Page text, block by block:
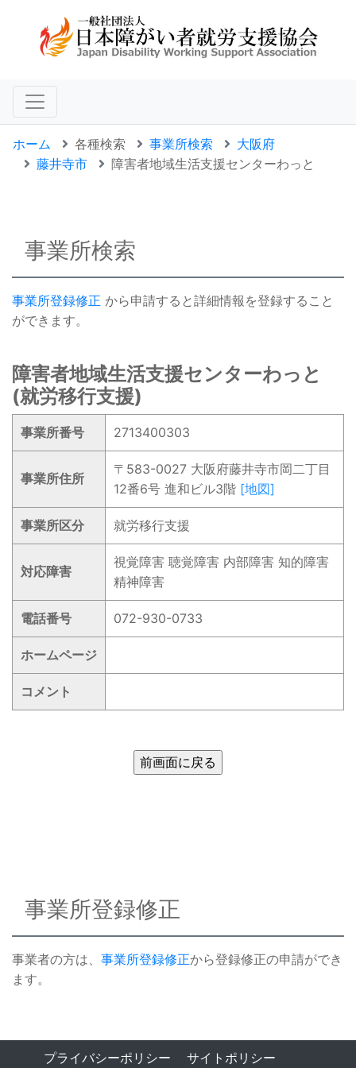
ホーム 各種検索 事業所検索
大阪府
藤井寺市
障害者地域生活支援センターわっと
事業所検索
事業所登録修正 から申請すると詳細情報を登録すること
ができます。
障害者地域生活支援センターわっと
(就労移行支援)
事業所番号 2713400303
事業所住所
〒583-0027 大阪府藤井寺市岡二丁目
12番6号 進和ビル3階 [地図]
事業所区分 就労移行支援
対応障害
視覚障害 聴覚障害 内部障害 知的障害
精神障害
電話番号 072-930-0733
ホームページ
コメント
事業所登録修正
事業者の方は、 事業所登録修正から登録修正の申請ができ
ます。
プライバシーポリシー サイトポリシー